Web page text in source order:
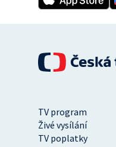
TV program
Živé vysílání
TV poplatky